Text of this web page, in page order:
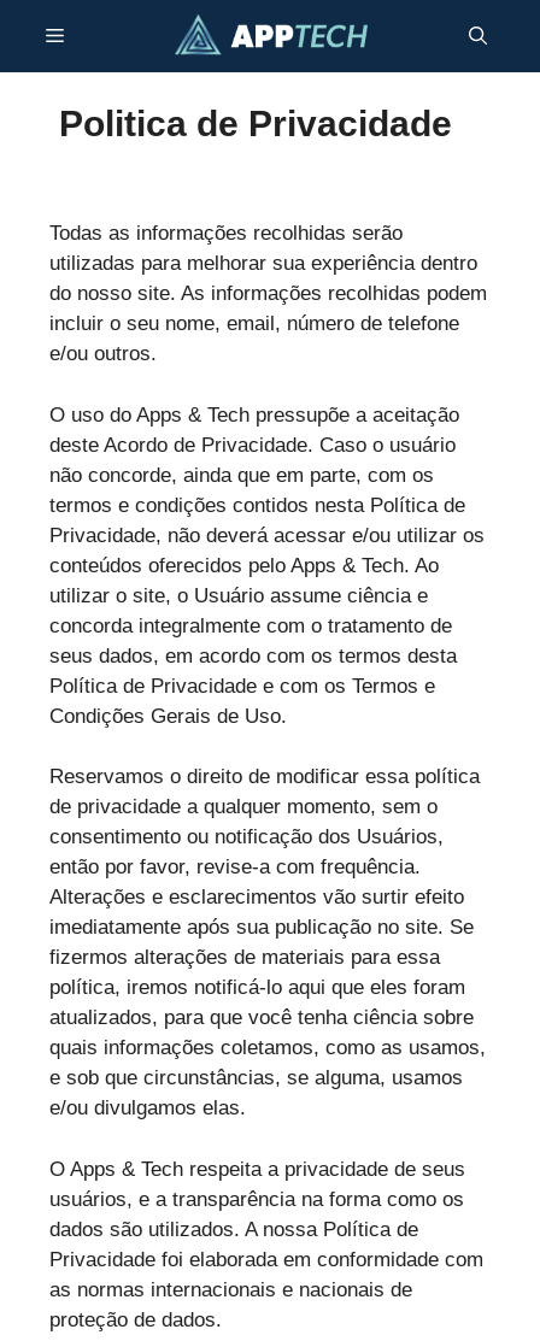
content
Menu
Politica de Privacidade
Todas as informações recolhidas serão
utilizadas para melhorar sua experiência dentro
do nosso site. As informações recolhidas podem
incluir o seu nome, email, número de telefone
e/ou outros.
O uso do Apps & Tech pressupõe a aceitação
deste Acordo de Privacidade. Caso o usuário
não concorde, ainda que em parte, com os
termos e condições contidos nesta Política de
Privacidade, não deverá acessar e/ou utilizar os
conteúdos oferecidos pelo Apps & Tech. Ao
utilizar o site, o Usuário assume ciência e
concorda integralmente com o tratamento de
seus dados, em acordo com os termos desta
Política de Privacidade e com os Termos e
Condições Gerais de Uso.
Reservamos o direito de modificar essa política
de privacidade a qualquer momento, sem o
consentimento ou notificação dos Usuários,
então por favor, revise-a com frequência.
Alterações e esclarecimentos vão surtir efeito
imediatamente após sua publicação no site. Se
fizermos alterações de materiais para essa
política, iremos notificá-lo aqui que eles foram
atualizados, para que você tenha ciência sobre
quais informações coletamos, como as usamos,
e sob que circunstâncias, se alguma, usamos
e/ou divulgamos elas.
O Apps & Tech respeita a privacidade de seus
usuários, e a transparência na forma como os
dados são utilizados. A nossa Política de
Privacidade foi elaborada em conformidade com
as normas internacionais e nacionais de
proteção de dados.